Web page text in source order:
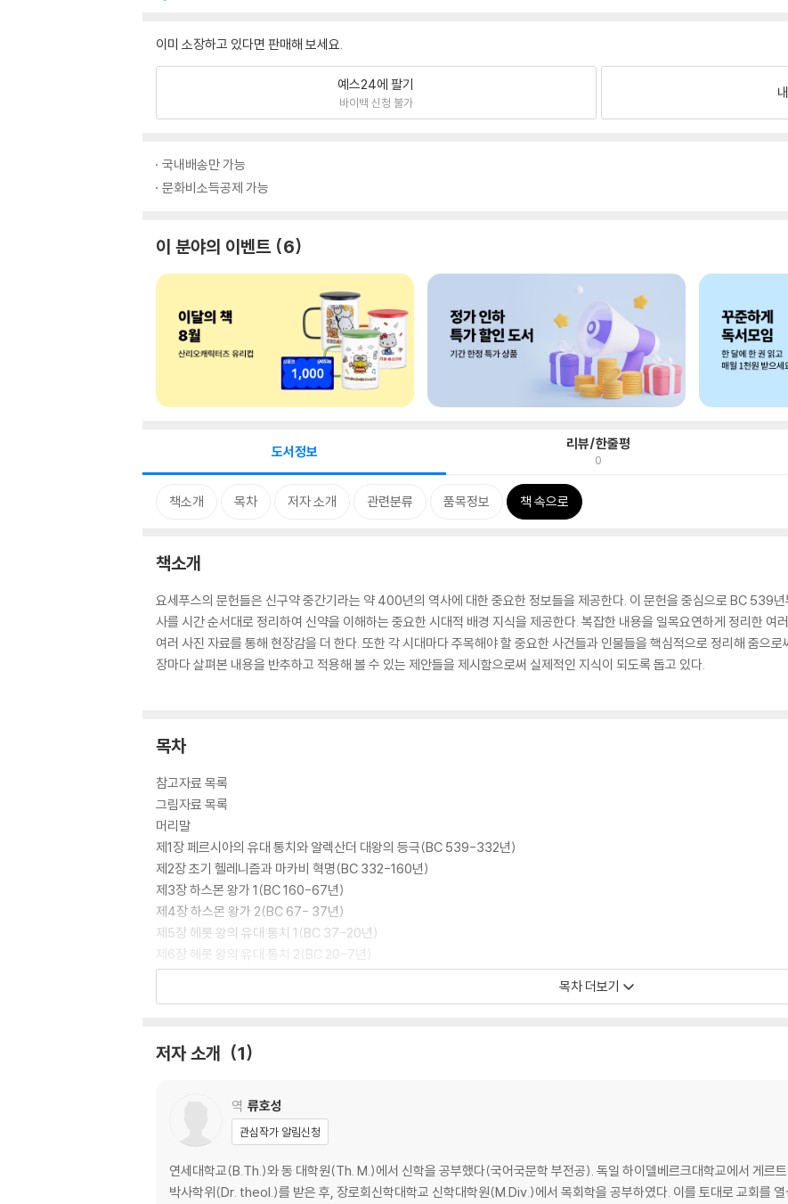
이미 소장하고 있다면 판매해 보세요.
예스24에 팔기
바이백 신청 불가
국내배송만 가능
문화비소득공제 가능
이 분야의 이벤트 6
도서정보 리뷰/한줄평
0
책소개 목차 저자 소개 관련분류 품목정보 책 속으로
책소개
요세푸스의 문헌들은 신구약 중간기라는 약 400년의 역사에 대한 중요한 정보들을 제공한다. 이 문헌을 중심으로 BC 539
사를 시간 순서대로 정리하여 신약을 이해하는 중요한 시대적 배경 지식을 제공한다. 복잡한 내용을 일목요연하게 정리한 여
여러 사진 자료를 통해 현장감을 더 한다. 또한 각 시대마다 주목해야 할 중요한 사건들과 인물들을 핵심적으로 정리해 줌으
장마다 살펴본 내용을 반추하고 적용해 볼 수 있는 제안들을 제시함으로써 실제적인 지식이 되도록 돕고 있다.
목차
참고자료 목록
그림자료 목록
머리말
제1장 페르시아의 유대 통치와 알렉산더 대왕의 등극(BC 539-332년)
제2장 초기 헬레니즘과 마카비 혁명(BC 332-160년)
제3장 하스몬 왕가 1(BC 160-67년)
제4장 하스몬 왕가 2(BC 67- 37년)
제5장 헤롯 왕의 유대 통치 1(BC 37-20년)
제6장 헤롯 왕의 유대 통치 2(BC 20-7년)
제7장 헤롯 왕의 유대 통치 3(BC 7-AD 6년)
제11장 요세푸스의 자서전
목차 더보기
저자 소개 1
역 류호성
관심작가 알림신청
연세대학교(B.Th.)와 동 대학원(Th. M.)에서 신학을 공부했다(국어국문학 부전공). 독일 하이델베르크대학교에서 게
박사학위(Dr. theol.)를 받은 후, 장로회신학대학교 신학대학원(M.Div.)에서 목회학을 공부하였다. 이를 토대로 교회를